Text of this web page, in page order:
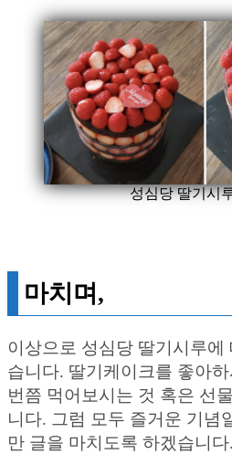
성심당 딸기시
마치며,
이상으로 성심당 딸기시루
습니다. 딸기케이크를 좋아
번쯤 먹어보시는 것 혹은 선
니다. 그럼 모두 즐거운 기념
만 글을 마치도록 하겠습니